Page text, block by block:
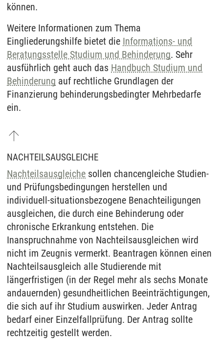
können.
Weitere Informationen zum Thema
Eingliederungshilfe bietet die Informations- und
Beratungsstelle Studium und Behinderung. Sehr
ausführlich geht auch das Handbuch Studium und
Behinderung auf rechtliche Grundlagen der
Finanzierung behinderungsbedingter Mehrbedarfe
ein.
NACHTEILSAUSGLEICHE
Nachteilsausgleiche sollen chancengleiche Studien-
und Prüfungsbedingungen herstellen und
individuell-situationsbezogene Benachteiligungen
ausgleichen, die durch eine Behinderung oder
chronische Erkrankung entstehen. Die
Inanspruchnahme von Nachteilsausgleichen wird
nicht im Zeugnis vermerkt. Beantragen können einen
Nachteilsausgleich alle Studierende mit
längerfristigen (in der Regel mehr als sechs Monate
andauernden) gesundheitlichen Beeinträchtigungen,
die sich auf ihr Studium auswirken. Jeder Antrag
bedarf einer Einzelfallprüfung. Der Antrag sollte
rechtzeitig gestellt werden.